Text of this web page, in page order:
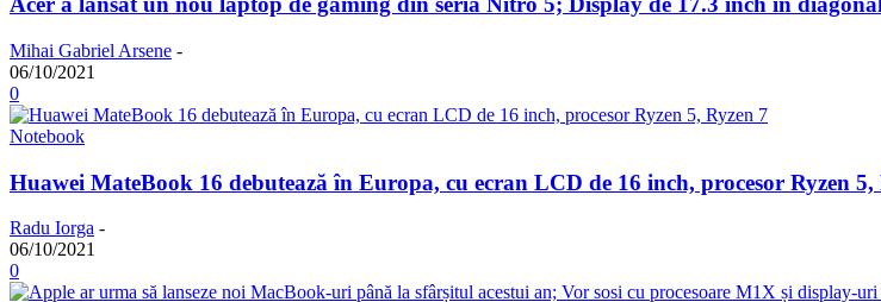
Mihai Gabriel Arsene -
06/10/2021
0
Notebook
Huawei MateBook 16 debutează în Europa, cu ecran LCD de 16 inch, procesor Ryzen 5,
Radu Iorga -
06/10/2021
0